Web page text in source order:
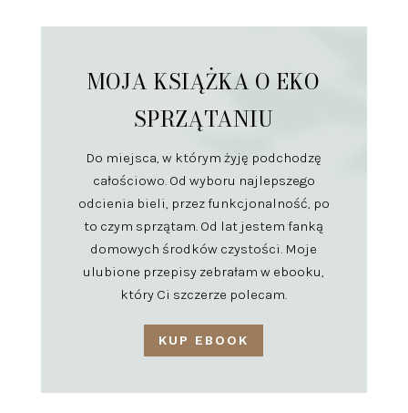
MOJA KSIĄŻKA O EKO
SPRZĄTANIU
Do miejsca, w którym żyję podchodzę
całościowo. Od wyboru najlepszego
odcienia bieli, przez funkcjonalność, po
to czym sprzątam. Od lat jestem fanką
domowych środków czystości. Moje
ulubione przepisy zebrałam w ebooku,
który Ci szczerze polecam.
KUP EBOOK